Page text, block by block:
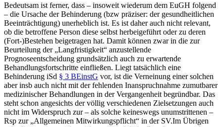
Bedeutsam ist ferner, dass – insoweit wiederum dem EuGH folgend
– die Ursache der Behinderung (bzw präziser: der gesundheitlichen
Beeinträchtigung) unerheblich ist. Es ist daher auch nicht relevant,
ob die betroffene Person diese selbst herbeigeführt oder zu deren
(Fort-)Bestehen beigetragen hat. Damit können zwar in die zur
Beurteilung der „Langfristigkeit“ anzustellende
Prognoseentscheidung grundsätzlich auch zu erwartende
Behandlungsfortschritte einfließen. Liegt tatsächlich eine
Behinderung iSd § 3 BEinstG vor, ist die Verneinung einer solchen
aber insb auch nicht mit der fehlenden Inanspruchnahme zumutbarer
medizinischer Behandlungen in der Vergangenheit begründbar. Das
steht schon angesichts der völlig verschiedenen Zielsetzungen auch
nicht im Widerspruch zur – als solche keineswegs unumstrittenen –
Rsp zur „Allgemeinen Mitwirkungspflicht“ in der SV.Im Übrigen